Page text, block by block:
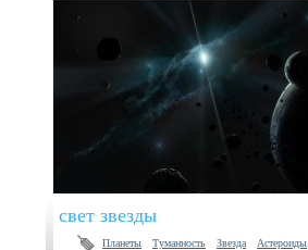
свет звезды
Планеты Туманность Звезда Астероиды